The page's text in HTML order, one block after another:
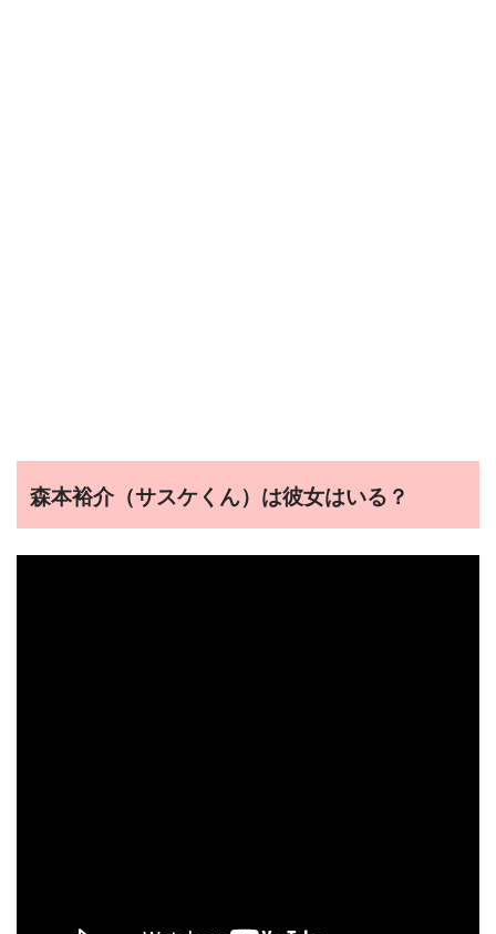
森本裕介（サスケくん）は彼女はいる？